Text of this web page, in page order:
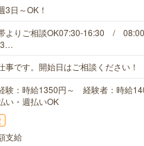
3日～OK！
よりご相談OK07:30-16:30 /
事です。開始日はご相談ください
験：時給1350円～ 経験者：時給
い・週払いOK
支給